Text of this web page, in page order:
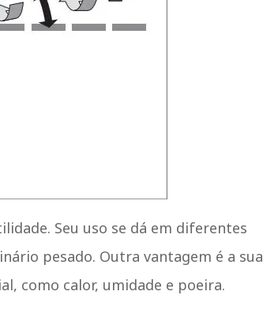
Seu uso se dá em diferentes
pesado. Outra vantagem é a sua
como calor, umidade e poeira.